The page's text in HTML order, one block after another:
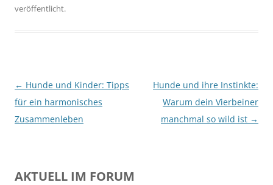
veröffentlicht.
Beitragsnavigation
← Hunde und Kinder: Tipps
für ein harmonisches
Zusammenleben
Hunde und ihre Instinkte:
Warum dein Vierbeiner
manchmal so wild ist →
AKTUELL IM FORUM